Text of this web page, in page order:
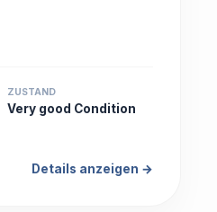
ZUSTAND
Very good Condition
Details anzeigen →